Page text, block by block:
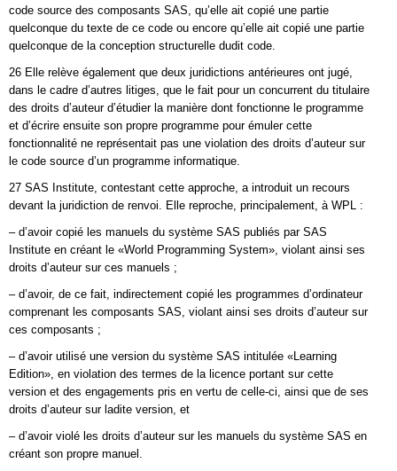
code source des composants SAS, qu’elle ait copié une partie
quelconque du texte de ce code ou encore qu’elle ait copié une partie
quelconque de la conception structurelle dudit code.
26 Elle relève également que deux juridictions antérieures ont jugé,
dans le cadre d’autres litiges, que le fait pour un concurrent du titulaire
des droits d’auteur d’étudier la manière dont fonctionne le programme
et d’écrire ensuite son propre programme pour émuler cette
fonctionnalité ne représentait pas une violation des droits d’auteur sur
le code source d’un programme informatique.
27 SAS Institute, contestant cette approche, a introduit un recours
devant la juridiction de renvoi. Elle reproche, principalement, à WPL :
– d’avoir copié les manuels du système SAS publiés par SAS
Institute en créant le «World Programming System», violant ainsi ses
droits d’auteur sur ces manuels ;
– d’avoir, de ce fait, indirectement copié les programmes d’ordinateur
comprenant les composants SAS, violant ainsi ses droits d’auteur sur
ces composants ;
– d’avoir utilisé une version du système SAS intitulée «Learning
Edition», en violation des termes de la licence portant sur cette
version et des engagements pris en vertu de celle-ci, ainsi que de ses
droits d’auteur sur ladite version, et
– d’avoir violé les droits d’auteur sur les manuels du système SAS en
créant son propre manuel.